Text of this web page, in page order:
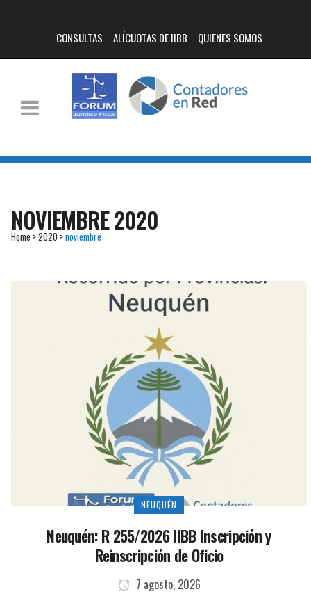
CONSULTAS ALÍCUOTAS DE IIBB QUIENES SOMOS
NOVIEMBRE 2020
Home >2020 >noviembre
NEUQUÉN
Neuquén: R 255/2026 IIBB Inscripción y
Reinscripción de Oficio
7 agosto, 2026